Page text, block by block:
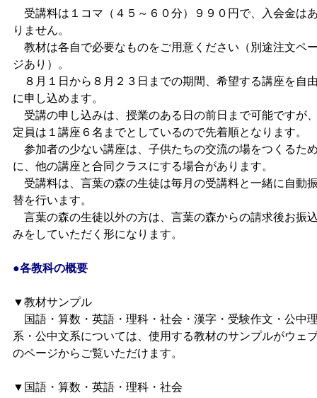
受講料は１コマ（４５～６０分）９９０円で、入会金は
りません。
教材は各自で必要なものをご用意ください（別途注文ペ
ジあり）。
８月１日から８月２３日までの期間、希望する講座を自
に申し込めます。
受講の申し込みは、授業のある日の前日まで可能ですが
定員は１講座６名までとしているので先着順となります。
参加者の少ない講座は、子供たちの交流の場をつくるた
に、他の講座と合同クラスにする場合があります。
受講料は、言葉の森の生徒は毎月の受講料と一緒に自動
替を行います。
言葉の森の生徒以外の方は、言葉の森からの請求後お振
みをしていただく形になります。
●各教科の概要
▼教材サンプル
国語・算数・英語・理科・社会・漢字・受験作文・公中
系・公中文系については、使用する教材のサンプルがウェ
のページからご覧いただけます。
▼国語・算数・英語・理科・社会